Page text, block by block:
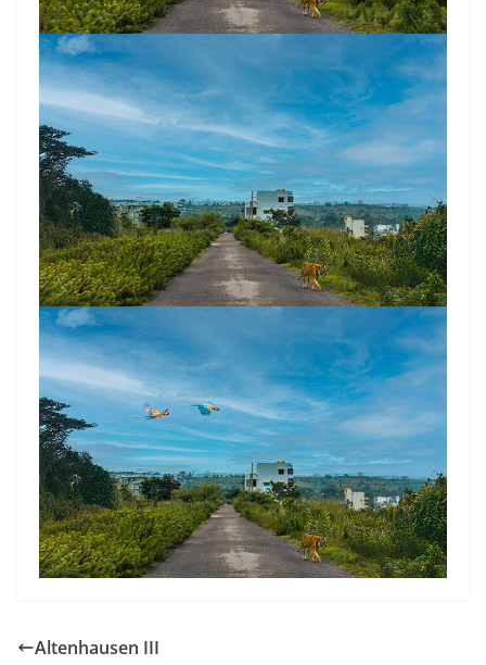
Altenhausen III